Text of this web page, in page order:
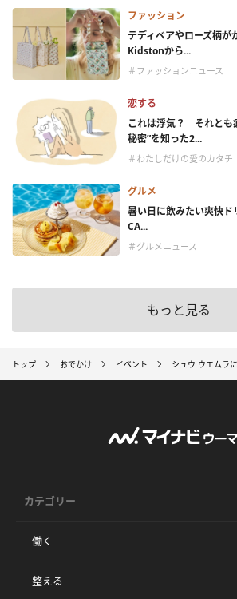
ファッション
テディベアやローズ柄
Kidstonから...
＃ファッションニュース
恋する
これは浮気？ それとも
秘密”を知った2...
＃わたしだけの愛のカタチ
グルメ
暑い日に飲みたい爽快ド
CA...
＃グルメニュース
もっと見る
トップ おでかけ イベント シュウ ウエムラ
カテゴリー
働く
整える